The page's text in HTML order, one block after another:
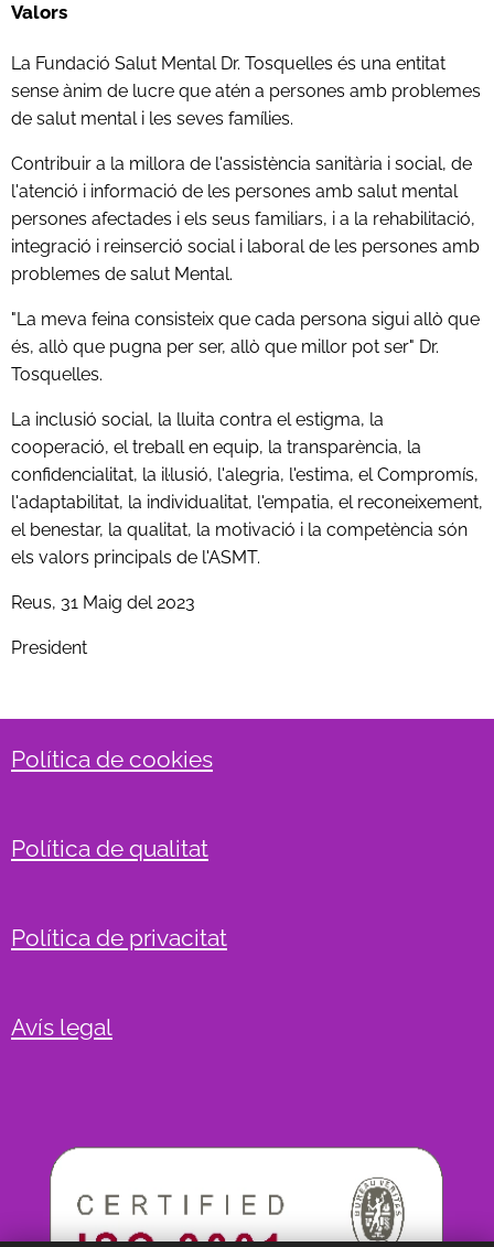
Valors
La Fundació Salut Mental Dr. Tosquelles és una entitat
sense ànim de lucre que atén a persones amb problemes
de salut mental i les seves famílies.
Contribuir a la millora de l'assistència sanitària i social, de
l'atenció i informació de les persones amb salut mental
persones afectades i els seus familiars, i a la rehabilitació,
integració i reinserció social i laboral de les persones amb
problemes de salut Mental.
"La meva feina consisteix que cada persona sigui allò que
és, allò que pugna per ser, allò que millor pot ser" Dr.
Tosquelles.
La inclusió social, la lluita contra el estigma, la
cooperació, el treball en equip, la transparència, la
confidencialitat, la il·lusió, l'alegria, l'estima, el Compromís,
l'adaptabilitat, la individualitat, l'empatia, el reconeixement,
el benestar, la qualitat, la motivació i la competència són
els valors principals de l'ASMT.
Reus, 31 Maig del 2023
President
Política de cookies
Política de qualitat
Política de privacitat
Avís legal